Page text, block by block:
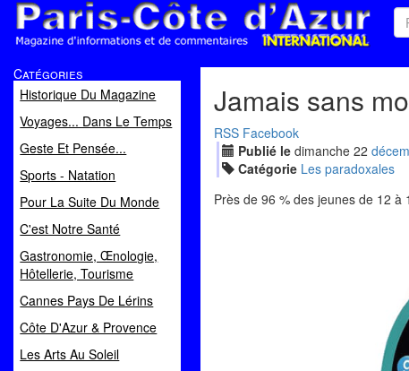
Magazine d'informations et de commentaires
Catégories
Historique Du Magazine
Voyages... Dans Le Temps
Geste Et Pensée...
Sports - Natation
Pour La Suite Du Monde
C'est Notre Santé
Gastronomie, Œnologie,
Hôtellerie, Tourisme
Cannes Pays De Lérins
Côte D'Azur & Provence
Les Arts Au Soleil
Jamais sans
RSS Facebook
Publié le dimanche 22 déc
Catégorie Les paradoxales
Près de 96 % des jeunes de 12